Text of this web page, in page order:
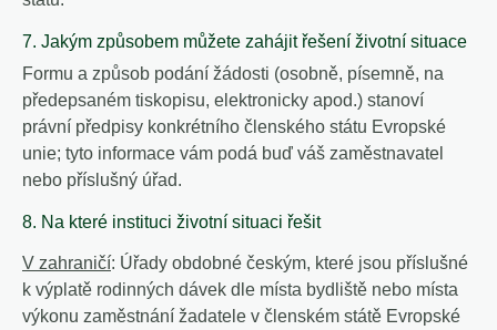
7. Jakým způsobem můžete zahájit řešení životní situace
Formu a způsob podání žádosti (osobně, písemně, na
předepsaném tiskopisu, elektronicky apod.) stanoví
právní předpisy konkrétního členského státu Evropské
unie; tyto informace vám podá buď váš zaměstnavatel
nebo příslušný úřad.
8. Na které instituci životní situaci řešit
V zahraničí: Úřady obdobné českým, které jsou příslušné
k výplatě rodinných dávek dle místa bydliště nebo místa
výkonu zaměstnání žadatele v členském státě Evropské